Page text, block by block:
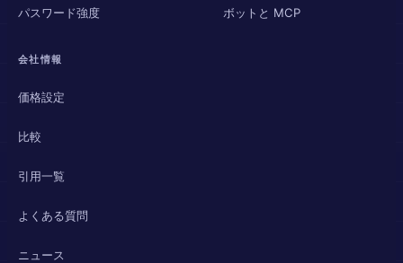
パスワード強度 ボットと MCP
会社情報
価格設定
比較
引用一覧
よくある質問
ニュース